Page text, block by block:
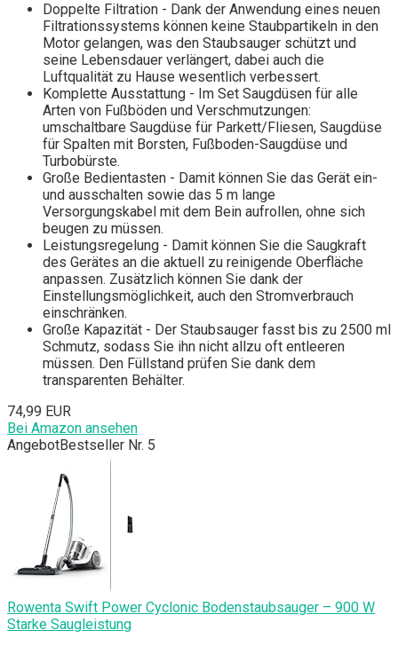
Doppelte Filtration - Dank der Anwendung eines neuen
Filtrationssystems können keine Staubpartikeln in den
Motor gelangen, was den Staubsauger schützt und
seine Lebensdauer verlängert, dabei auch die
Luftqualität zu Hause wesentlich verbessert.
Komplette Ausstattung - Im Set Saugdüsen für alle
Arten von Fußböden und Verschmutzungen:
umschaltbare Saugdüse für Parkett/Fliesen, Saugdüse
für Spalten mit Borsten, Fußboden-Saugdüse und
Turbobürste.
Große Bedientasten - Damit können Sie das Gerät ein-
und ausschalten sowie das 5 m lange
Versorgungskabel mit dem Bein aufrollen, ohne sich
beugen zu müssen.
Leistungsregelung - Damit können Sie die Saugkraft
des Gerätes an die aktuell zu reinigende Oberfläche
anpassen. Zusätzlich können Sie dank der
Einstellungsmöglichkeit, auch den Stromverbrauch
einschränken.
Große Kapazität - Der Staubsauger fasst bis zu 2500 ml
Schmutz, sodass Sie ihn nicht allzu oft entleeren
müssen. Den Füllstand prüfen Sie dank dem
transparenten Behälter.
74,99 EUR
Bei Amazon ansehen
AngebotBestseller Nr. 5
Rowenta Swift Power Cyclonic Bodenstaubsauger – 900 W
Starke Saugleistung